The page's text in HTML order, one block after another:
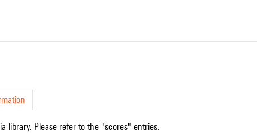
library. Please refer to the "scores" entries.